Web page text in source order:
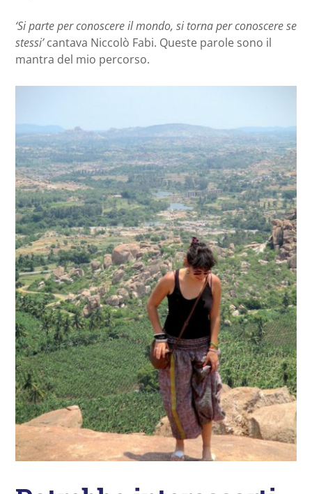
‘Si parte per conoscere il mondo, si torna per conoscere se
stessi’cantava Niccolò Fabi. Queste parole sono il
mantra del mio percorso.